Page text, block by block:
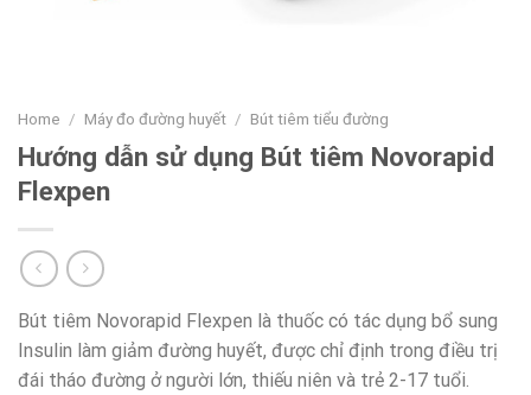
Home / Máy đo đường huyết / Bút tiêm tiểu đường
Hướng dẫn sử dụng Bút tiêm Novorapid
Flexpen
Bút tiêm Novorapid Flexpen là thuốc có tác dụng bổ sung
Insulin làm giảm đường huyết, được chỉ định trong điều trị
đái tháo đường ở người lớn, thiếu niên và trẻ 2-17 tuổi.